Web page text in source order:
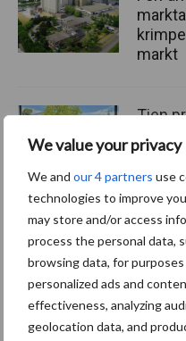
We value your privacy
We and our 4 partners use
technologies to improve
may store and/or access
process the personal data,
browsing data, for
personalized ads and
effectiveness, analyzing
geolocation data, and
markt
Tien
een
Polen